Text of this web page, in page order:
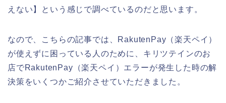
えない】という感じで調べているのだと思います。
なので、こちらの記事では、RakutenPay（楽天ペイ）
が使えずに困っている人のために、キリツテインのお
店でRakutenPay（楽天ペイ）エラーが発生した時の解
決策をいくつかご紹介させていただきました。